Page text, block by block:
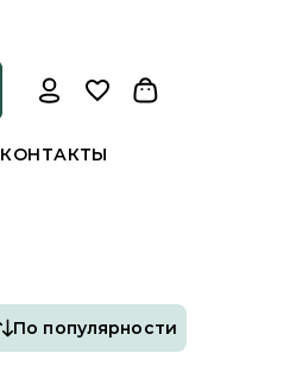
КОНТАКТЫ
По популярности